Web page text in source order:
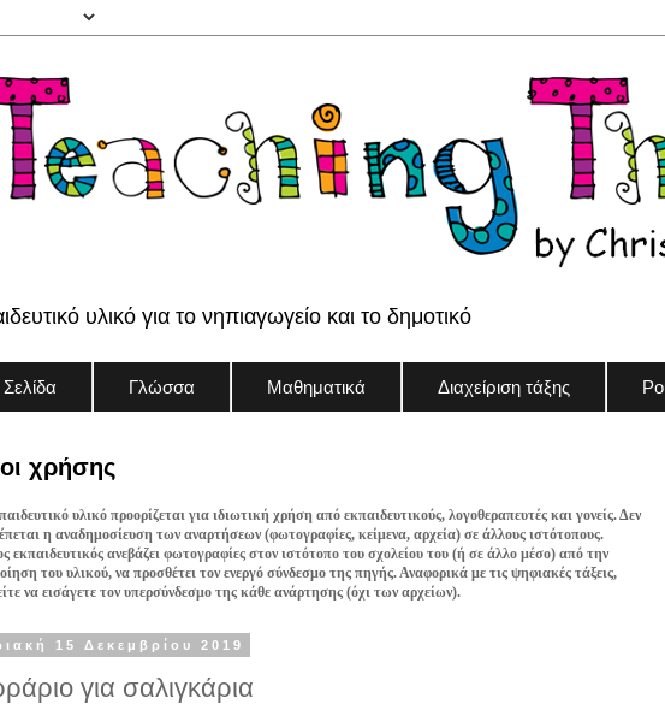
υλικό για το νηπιαγωγείο και το δημοτικό
Γλώσσα Μαθηματικά Διαχείριση τάξης
χρήσης
υλικό προορίζεται για ιδιωτική χρήση από εκπαιδευτικούς, λογοθεραπευτές και γονείς. Δεν
η αναδημοσίευση των αναρτήσεων (φωτογραφίες, κείμενα, αρχεία) σε άλλους ιστότοπους.
εκπαιδευτικός ανεβάζει φωτογραφίες στον ιστότοπο του σχολείου του (ή σε άλλο μέσο) από την
του υλικού, να προσθέτει τον ενεργό σύνδεσμο της πηγής. Αναφορικά με τις ψηφιακές τάξεις,
να εισάγετε τον υπερσύνδεσμο της κάθε ανάρτησης (όχι των αρχείων).
15 Δεκεμβρίου 2019
για σαλιγκάρια